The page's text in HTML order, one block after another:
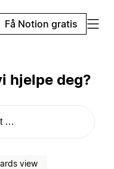
Få Notion gratis
hjelpe deg?
view